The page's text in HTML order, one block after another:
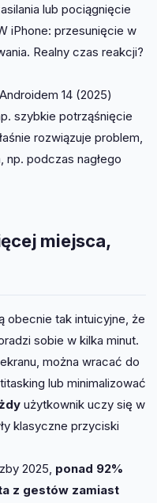
lub pociągnięcie
iPhone: przesunięcie w
Realny czas reakcji?
14 (2025)
szybkie potrząśnięcie
rozwiązuje problem,
np. podczas nagłego
miejsca,
obecnie tak intuicyjne, że
sobie w kilka minut.
można wracać do
lub minimalizować
użytkownik uczy się w
klasyczne przyciski
2025, ponad 92%
z gestów zamiast